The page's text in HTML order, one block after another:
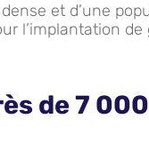
et d’une
l’implantation de
de 7 000